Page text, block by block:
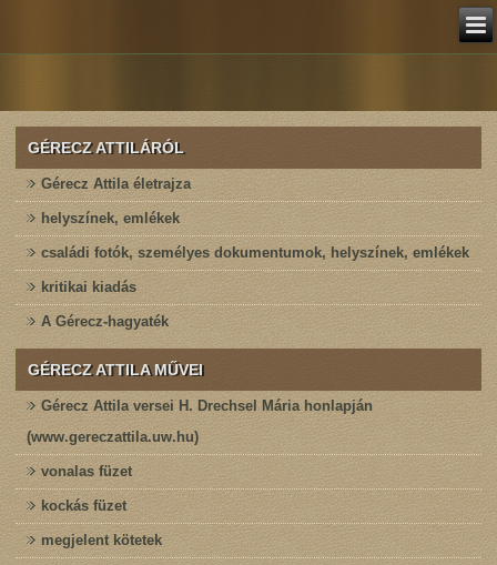
GÉRECZ ATTILÁRÓL
Gérecz Attila életrajza
helyszínek, emlékek
családi fotók, személyes dokumentumok, helyszínek, emlékek
kritikai kiadás
A Gérecz-hagyaték
GÉRECZ ATTILA MŰVEI
Gérecz Attila versei H. Drechsel Mária honlapján
(www.gereczattila.uw.hu)
vonalas füzet
kockás füzet
megjelent kötetek